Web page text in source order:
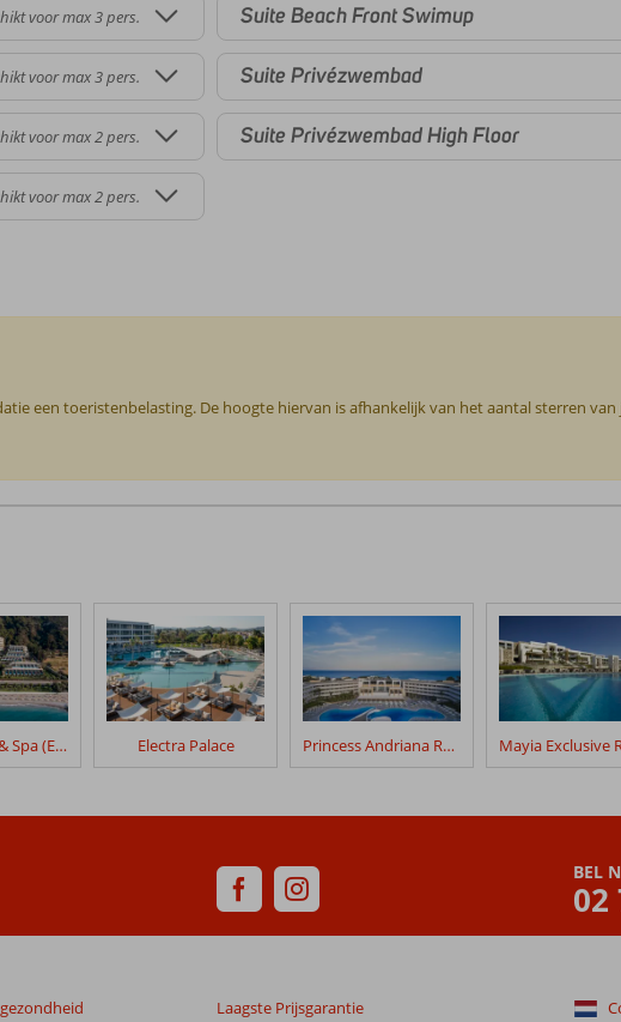
voor max 3 pers.
voor max 3 pers.
voor max 2 pers.
voor max 2 pers.
Suite Beach Front Swimup
Suite Privézwembad
Suite Privézwembad High Floor
een toeristenbelasting. De hoogte hiervan is afhankelijk van het aantal sterren
Amus Hotel & Spa (Ex. Rhodes Bay Hotel & Spa) Electra Palace Princess Andriana Resort
BEL
02
Laagste Prijsgarantie